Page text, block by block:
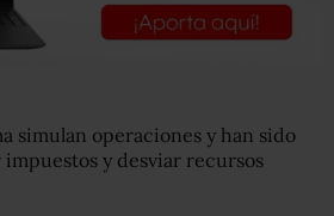
simulan operaciones y han sido
y desviar recursos